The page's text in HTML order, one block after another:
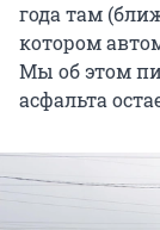
года там
котором
Мы об этом
асфальта